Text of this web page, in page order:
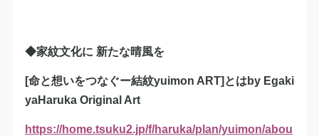
◆家紋文化に 新たな晴風を
[命と想いをつなぐー結紋yuimon ART]とはby Egaki
yaHaruka Original Art
https://home.tsuku2.jp/f/haruka/plan/yuimon/abou